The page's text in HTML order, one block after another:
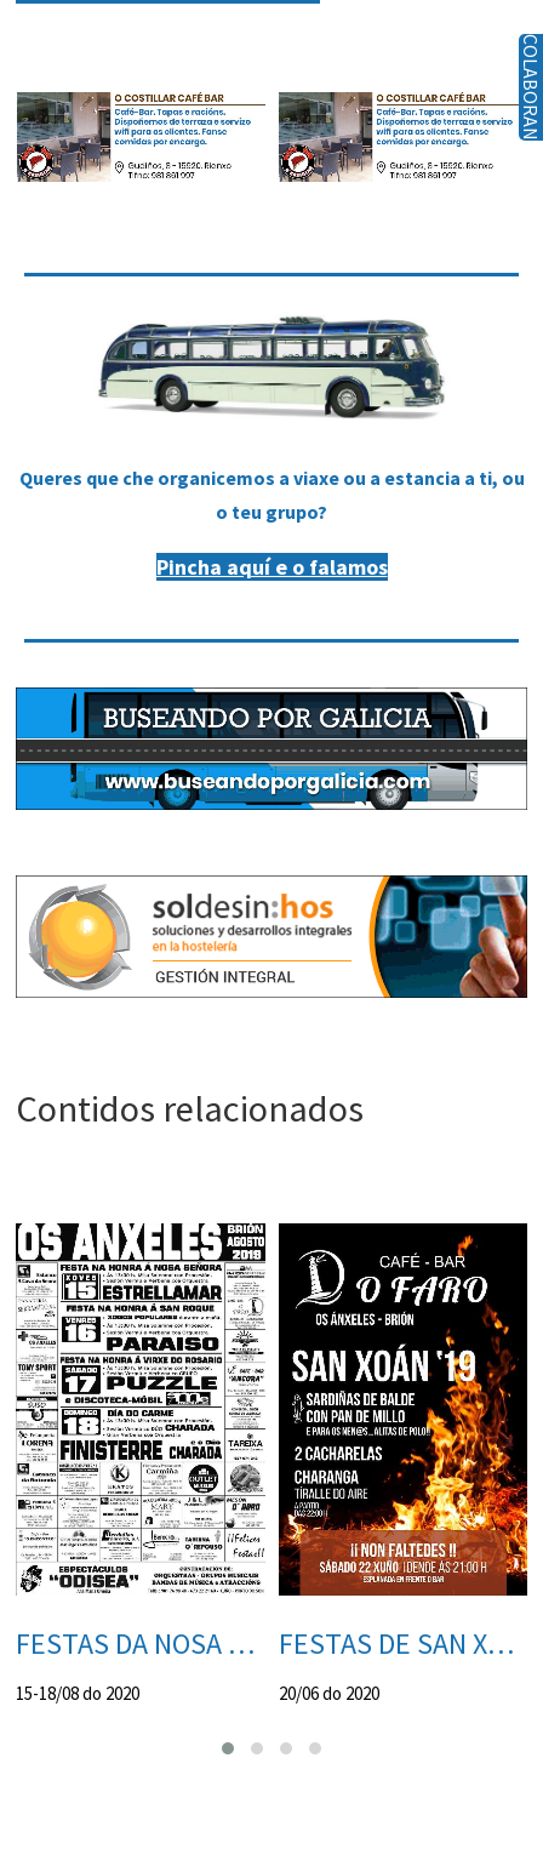
COLABORAN
Queres que che organicemos a viaxe ou a estancia a ti, ou
o teu grupo?
Pincha aquí e o falamos
Contidos relacionados
FESTAS DA NOSA SEÑORA DOS ÁNXELES
15-18/08 do 2020
FESTAS DE SAN XOAN DOS ANXELES
20/06 do 2020